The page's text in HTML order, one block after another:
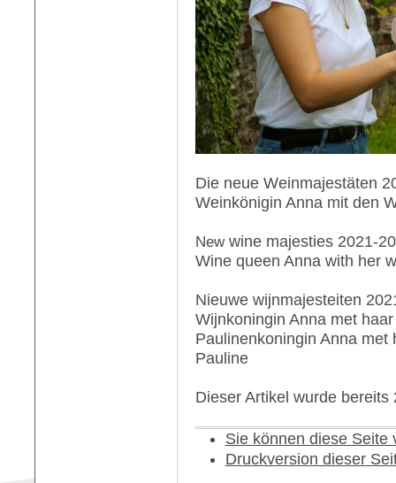
Die neue Weinmajestäten
Weinkönigin Anna mit den
Newwine majesties 2021-
Wine queen Anna with her
Nieuwe wijnmajesteiten
Wijnkoningin Anna met
Paulinenkoningin Anna
Pauline
Dieser Artikel wurde
Sie können diese Seite
Druckversion dieser